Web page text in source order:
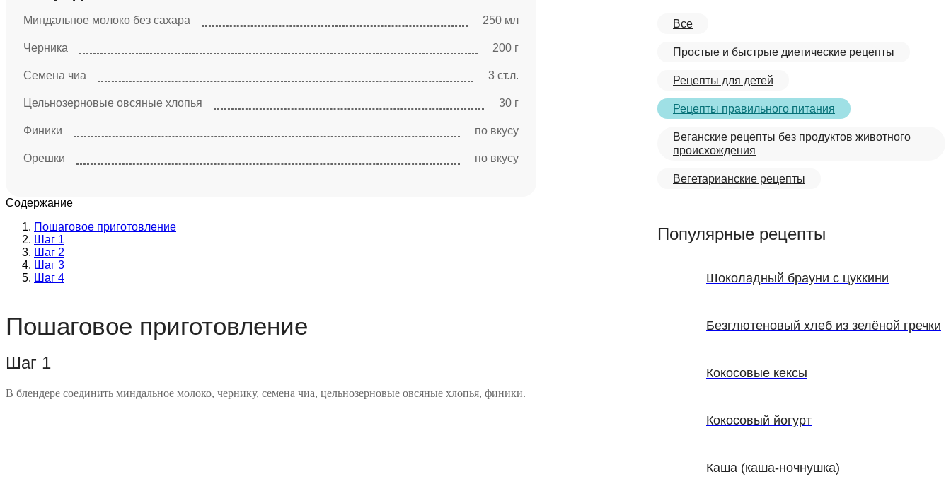
Миндальное молоко без сахара 250 мл
Черника 200 г
Семена чиа 3 ст.л.
Цельнозерновые овсяные хлопья 30 г
Финики по вкусу
Орешки по вкусу
Содержание
Пошаговое приготовление
Шаг 1
Шаг 2
Шаг 3
Шаг 4
Пошаговое приготовление
Шаг 1
В блендере соединить миндальное молоко, чернику, семена чиа, цельнозерновые овсяные хлопья, финики.
Все
Простые и быстрые диетические рецепты
Рецепты для детей
Рецепты правильного питания
Веганские рецепты без продуктов животного
происхождения
Вегетарианские рецепты
Популярные рецепты
Шоколадный брауни с цуккини
Безглютеновый хлеб из зелёной гречки
Кокосовые кексы
Кокосовый йогурт
Каша (каша-ночнушка)